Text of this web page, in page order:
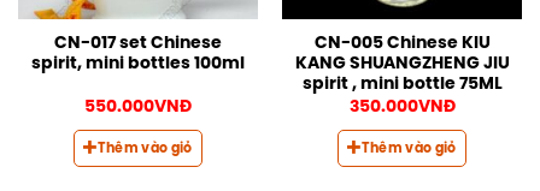
CN-017 set Chinese
spirit, mini bottles 100ml
550.000VNĐ
Thêm vào giỏ
CN-005 Chinese KIU
KANG SHUANGZHENG JIU
spirit , mini bottle 75ML
350.000VNĐ
Thêm vào giỏ